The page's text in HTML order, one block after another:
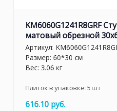
KM6060G1241R8GRF
матовый обрезной
Артикул:
Размер: 60*30 см
Вес: 3.06 кг
Плиток в упаковке: 5 шт
616.10 руб.